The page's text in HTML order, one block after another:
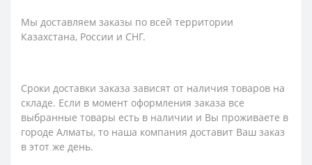
Мы доставляем заказы по всей территории
Казахстана, России и СНГ.
Сроки доставки заказа зависят от наличия товаров на
складе. Если в момент оформления заказа все
выбранные товары есть в наличии и Вы проживаете в
городе Алматы, то наша компания доставит Ваш заказ
в этот же день.